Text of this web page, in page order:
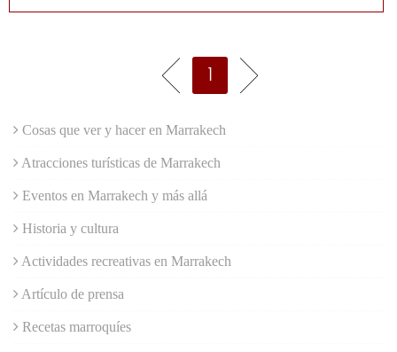
1
Cosas que ver y hacer en Marrakech
Atracciones turísticas de Marrakech
Eventos en Marrakech y más allá
Historia y cultura
Actividades recreativas en Marrakech
Artículo de prensa
Recetas marroquíes